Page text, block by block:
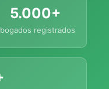
5.000+
registrados